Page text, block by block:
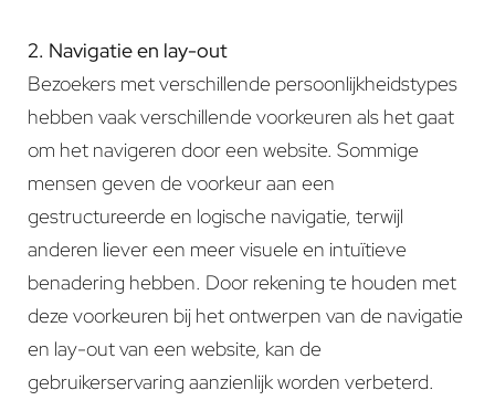
2. Navigatie en lay-out
Bezoekers met verschillende persoonlijkheidstypes
hebben vaak verschillende voorkeuren als het gaat
om het navigeren door een website. Sommige
mensen geven de voorkeur aan een
gestructureerde en logische navigatie, terwijl
anderen liever een meer visuele en intuïtieve
benadering hebben. Door rekening te houden met
deze voorkeuren bij het ontwerpen van de navigatie
en lay-out van een website, kan de
gebruikerservaring aanzienlijk worden verbeterd.